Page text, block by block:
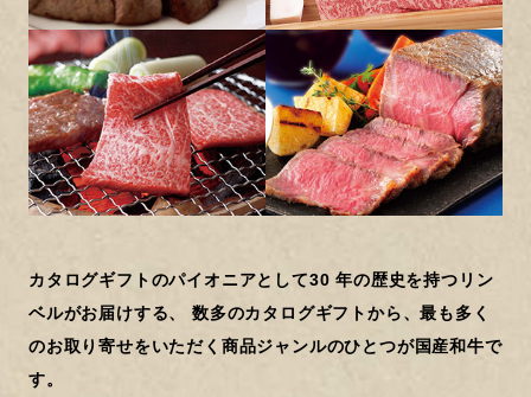
カタログギフトのパイオニアとして30 年の歴史を持つリン
ベルがお届けする、
数多のカタログギフトから、最も多く
のお取り寄せをいただく商品ジャンルのひとつが国産和牛で
す。